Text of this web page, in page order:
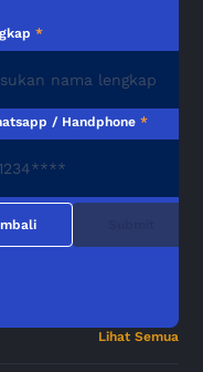
*
/ Handphone*
Lihat Semua